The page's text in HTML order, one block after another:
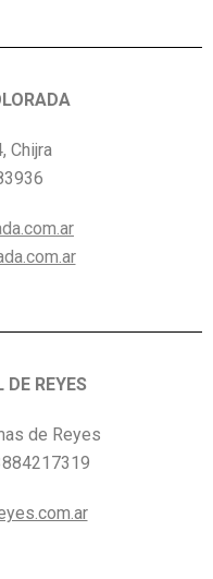
Chijra
REYES
de Reyes